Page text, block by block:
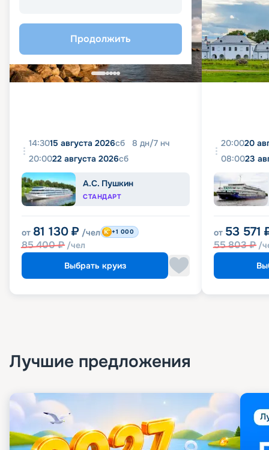
Продолжить
14:3015 августа 2026сб 8 дн/7 нч
20:0022 августа 2026сб
А.С. Пушкин
СТАНДАРТ
от 81 130 ₽ /чел
85 400₽ /чел
+1 000
Выбрать круиз
20:0020
08:0023
от 53 571
55 803₽ /
Лучшие предложения